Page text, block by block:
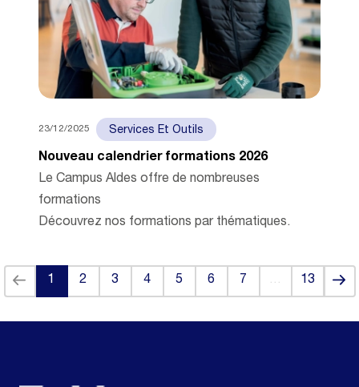
23/12/2025 Services Et Outils
Nouveau calendrier formations 2026
Le Campus Aldes offre de nombreuses
formations
Découvrez nos formations par thématiques.
Back 1 2 3 4 5 6 7 … 13 Next